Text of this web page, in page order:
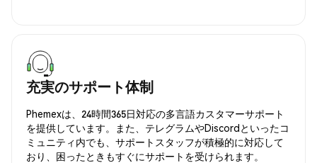
充実のサポート体制
Phemexは、24時間365日対応の多言語カスタマーサポート
を提供しています。また、テレグラムやDiscordといったコ
ミュニティ内でも、サポートスタッフが積極的に対応して
おり、困ったときもすぐにサポートを受けられます。